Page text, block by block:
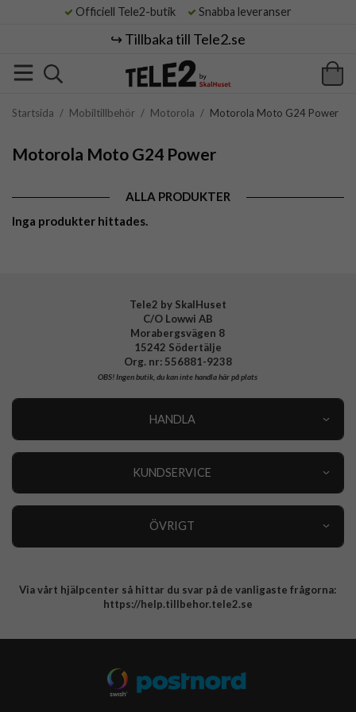
Officiell Tele2-butik Snabba leveranser
↪️ Tillbaka till Tele2.se
Startsida / Mobiltillbehör / Motorola / Motorola Moto G24 Power
Motorola Moto G24 Power
ALLA PRODUKTER
Inga produkter hittades.
Tele2 by SkalHuset
C/O Lowwi AB
Morabergsvägen 8
15242 Södertälje
Org. nr: 556881-9238
OBS!Ingen butik, du kan inte handla här på plats
HANDLA
KUNDSERVICE
ÖVRIGT
Integritetspolicy
Via vårt hjälpcenter så hittar du svar på de vanligaste frågorna:
https://help.tillbehor.tele2.se